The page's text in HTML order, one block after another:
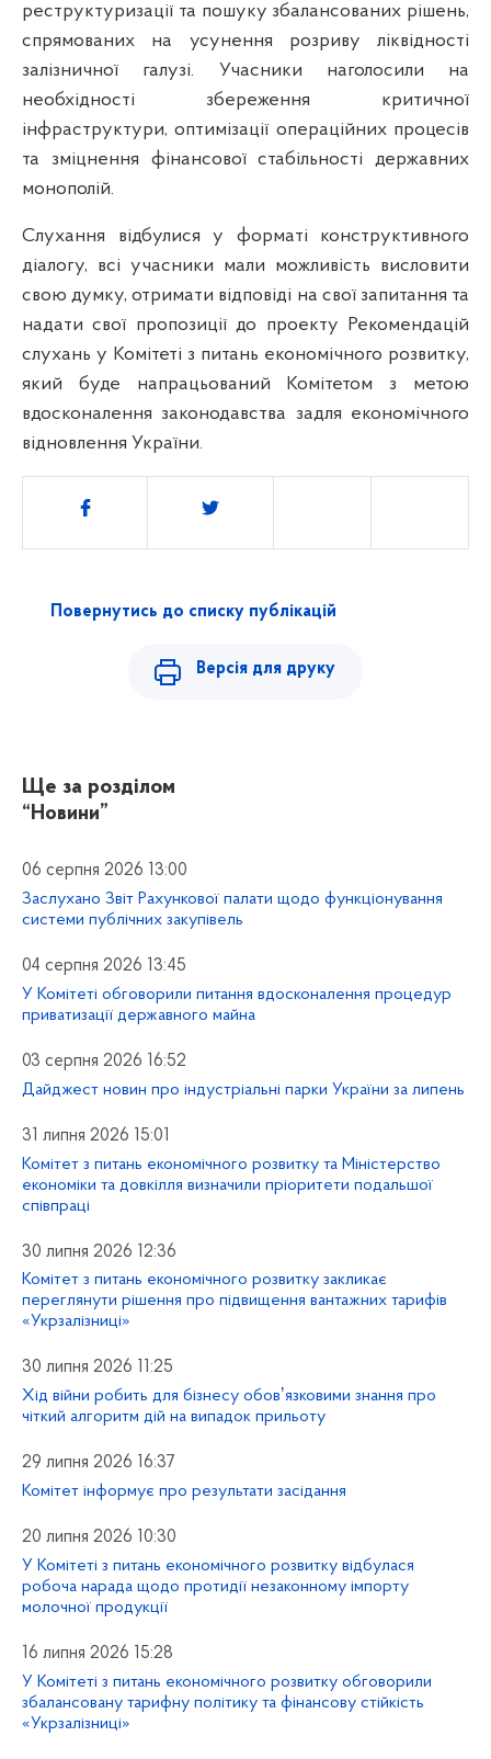
реструктуризації та пошуку збалансованих рішень,
спрямованих на усунення розриву ліквідності
залізничної галузі. Учасники наголосили на
необхідності збереження критичної
інфраструктури, оптимізації операційних процесів
та зміцнення фінансової стабільності державних
монополій.
Слухання відбулися у форматі конструктивного
діалогу, всі учасники мали можливість висловити
свою думку, отримати відповіді на свої запитання та
надати свої пропозиції до проекту Рекомендацій
слухань у Комітеті з питань економічного розвитку,
який буде напрацьований Комітетом з метою
вдосконалення законодавства задля економічного
відновлення України.
Поділитись
Повернутись до списку публікацій
Версія для друку
Ще за розділом
“Новини”
06 серпня 2026 13:00
Заслухано Звіт Рахункової палати щодо функціонування
системи публічних закупівель
04 серпня 2026 13:45
У Комітеті обговорили питання вдосконалення процедур
приватизації державного майна
03 серпня 2026 16:52
Дайджест новин про індустріальні парки України за липень
31 липня 2026 15:01
Комітет з питань економічного розвитку та Міністерство
економіки та довкілля визначили пріоритети подальшої
співпраці
30 липня 2026 12:36
Комітет з питань економічного розвитку закликає
переглянути рішення про підвищення вантажних тарифів
«Укрзалізниці»
30 липня 2026 11:25
Хід війни робить для бізнесу обовʼязковими знання про
чіткий алгоритм дій на випадок прильоту
29 липня 2026 16:37
Комітет інформує про результати засідання
20 липня 2026 10:30
У Комітеті з питань економічного розвитку відбулася
робоча нарада щодо протидії незаконному імпорту
молочної продукції
16 липня 2026 15:28
У Комітеті з питань економічного розвитку обговорили
збалансовану тарифну політику та фінансову стійкість
«Укрзалізниці»